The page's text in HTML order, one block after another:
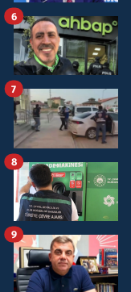
6
7
8
9